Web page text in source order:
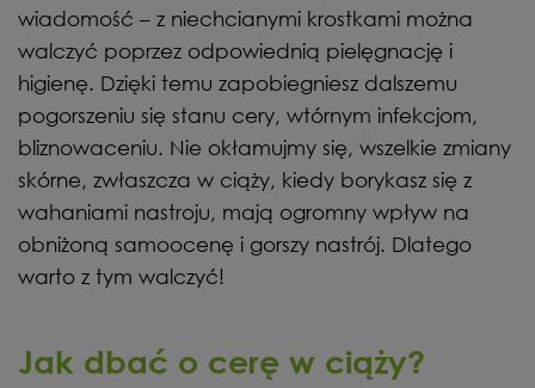
wiadomość – z niechcianymi krostkami można
walczyć poprzez odpowiednią pielęgnację i
higienę. Dzięki temu zapobiegniesz dalszemu
pogorszeniu się stanu cery, wtórnym infekcjom,
bliznowaceniu. Nie okłamujmy się, wszelkie zmiany
skórne, zwłaszcza w ciąży, kiedy borykasz się z
wahaniami nastroju, mają ogromny wpływ na
obniżoną samoocenę i gorszy nastrój. Dlatego
warto z tym walczyć!
Jak dbać o cerę w ciąży?